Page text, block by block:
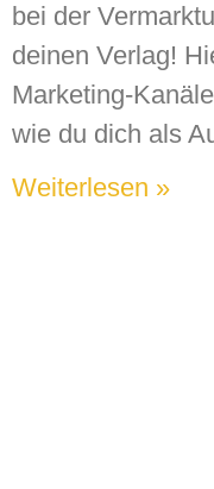
bei der
deinen Verlag!
Marketing-
wie du dich als
Weiterlesen »